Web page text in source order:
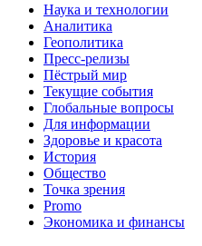
Наука и технологии
Аналитика
Геополитика
Пресс-релизы
Пёстрый мир
Текущие события
Глобальные вопросы
Для информации
Здоровье и красота
История
Общество
Точка зрения
Promo
Экономика и финансы